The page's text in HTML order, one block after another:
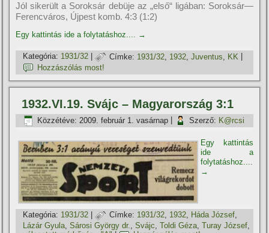
Jól sikerült a Soroksár debüje az „első“ ligában: Soroksár—
Ferencváros, Újpest komb. 4:3 (1:2)
Egy kattintás ide a folytatáshoz.... →
Kategória: 1931/32 | Címke: 1931/32 1932 ,Juventus KK
Hozzászólás most!
1932.VI.19. Svájc – Magyarország 3:1
Közzétéve: 2009. február 1. vasárnap Szerző: K@rcsi
Egy kattintás
ide a
folytatáshoz....
→
Kategória: 1931/32 | Címke: 1931/32, 1932, Háda József,
Lázár Gyula ,Sárosi György dr. ,Svájc ,Toldi Géza ,Turay József